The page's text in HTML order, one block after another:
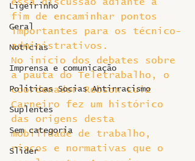
Ligeirinho
Geral
Notícias
Imprensa e comunicação
Politicas Socias Antirracismo
Suplentes
Sem categoria
Slider
fim de encaminhar pontos
importantes para os técnico-
administrativos.
No início dos debates sobre
a pauta do Teletrabalho, o
coordenador Robson Luiz
Carneiro fez um histórico
das origens desta
mobilidade de trabalho,
riscos e normativas que o